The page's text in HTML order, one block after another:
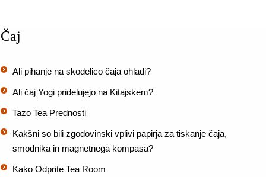
Čaj
Ali pihanje na skodelico čaja ohladi?
Ali čaj Yogi pridelujejo na Kitajskem?
Tazo Tea Prednosti
Kakšni so bili zgodovinski vplivi papirja za tiskanje čaja,
smodnika in magnetnega kompasa?
Kako Odprite Tea Room